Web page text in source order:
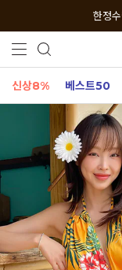
한정
신상8% 베스트50